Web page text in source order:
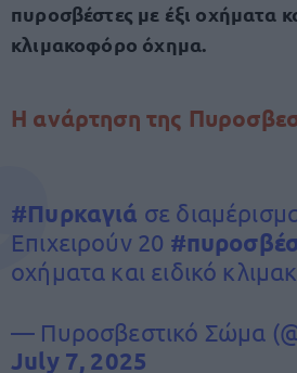
πυροσβέστες με έξι οχήματα
κλιμακοφόρο όχημα.
Η ανάρτηση της
#Πυρκαγιά σε
Επιχειρούν 20
οχήματα και ειδικό
— Πυροσβεστικό Σώμα
July 7, 2025